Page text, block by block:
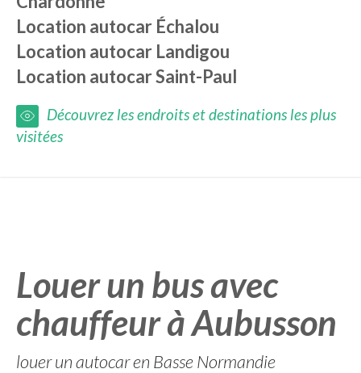
Location autocar Échalou
Location autocar Landigou
Location autocarSaint-Paul
Découvrez les endroits et destinations les plus
visitées
Louer un bus avec
chauffeur à Aubusson
louer un autocar en Basse Normandie